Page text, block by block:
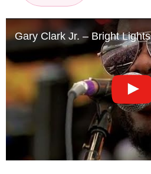
Gary Clark Jr. – Bright Lights